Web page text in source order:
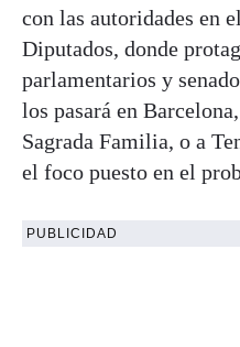
con las autoridades en
Diputados, donde
parlamentarios y
los pasará en
Sagrada Familia, o a
el foco puesto en el
PUBLICIDAD